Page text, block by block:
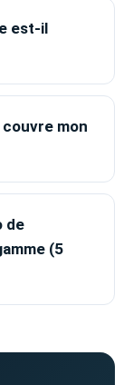
est-il
mon
de
(5